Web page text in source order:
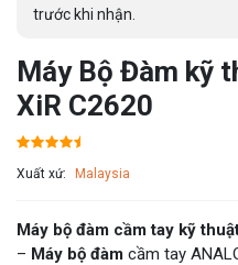
trước khi nhận.
Máy Bộ Đàm kỹ
XiR C2620
Xuất xứ: Malaysia
Máy bộ đàm cầm tay kỹ
– Máy bộ đàm cầm tay